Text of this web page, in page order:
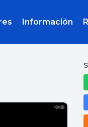
Información